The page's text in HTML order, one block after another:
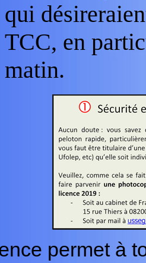
qui
TCC, en
matin.
permet à